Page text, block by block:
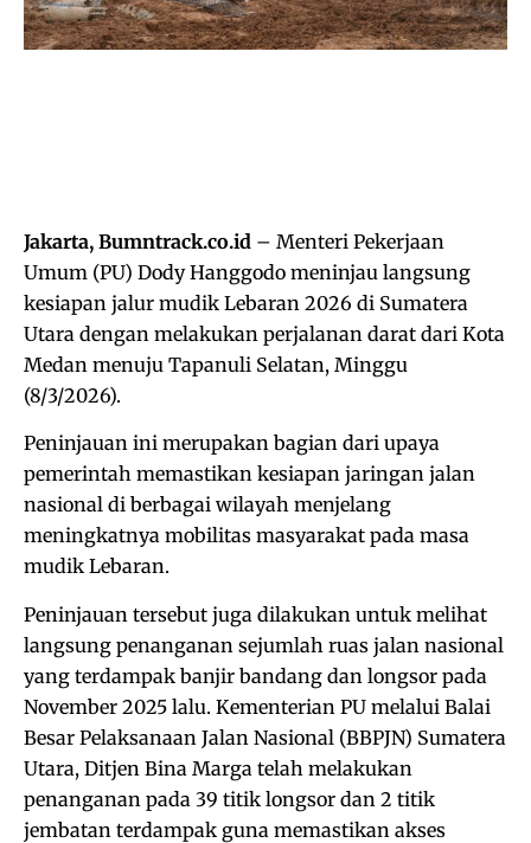
Jakarta, Bumntrack.co.id – Menteri Pekerjaan
Umum (PU) Dody Hanggodo meninjau langsung
kesiapan jalur mudik Lebaran 2026 di Sumatera
Utara dengan melakukan perjalanan darat dari Kota
Medan menuju Tapanuli Selatan, Minggu
(8/3/2026).
Peninjauan ini merupakan bagian dari upaya
pemerintah memastikan kesiapan jaringan jalan
nasional di berbagai wilayah menjelang
meningkatnya mobilitas masyarakat pada masa
mudik Lebaran.
Peninjauan tersebut juga dilakukan untuk melihat
langsung penanganan sejumlah ruas jalan nasional
yang terdampak banjir bandang dan longsor pada
November 2025 lalu. Kementerian PU melalui Balai
Besar Pelaksanaan Jalan Nasional (BBPJN) Sumatera
Utara, Ditjen Bina Marga telah melakukan
penanganan pada 39 titik longsor dan 2 titik
jembatan terdampak guna memastikan akses